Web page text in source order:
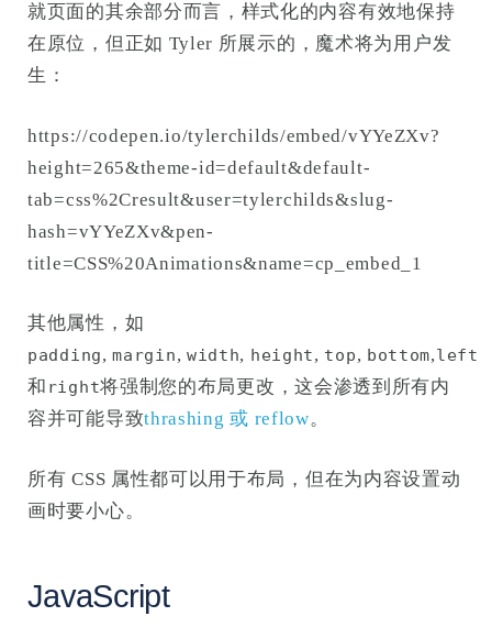
就页面的其余部分而言，样式化的内容有效地保持
在原位，但正如 Tyler 所展示的，魔术将为用户发
生：
https://codepen.io/tylerchilds/embed/vYYeZXv?
height=265&theme-id=default&default-
tab=css%2Cresult&user=tylerchilds&slug-
hash=vYYeZXv&pen-
title=CSS%20Animations&name=cp_embed_1
其他属性，如
padding,margin, width, height, top, bottom,left
和 right将强制您的布局更改，这会渗透到所有内
容并可能导致thrashing 或 reflow。
所有 CSS 属性都可以用于布局，但在为内容设置动
画时要小心。
JavaScript